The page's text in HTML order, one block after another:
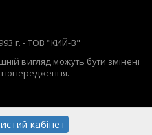
г. - ТОВ "КИЙ-В"
вигляд можуть бути змінені
кабінет